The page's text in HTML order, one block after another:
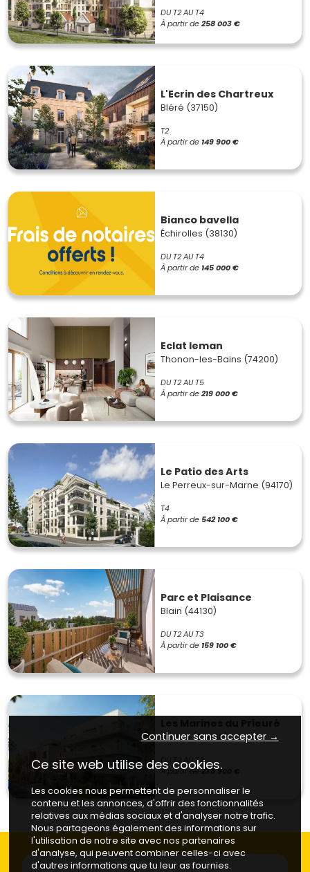
DU T2 AU T4
À partir de258 003 €
L'Ecrin des Chartreux
Bléré (37150)
T2
À partir de 149 900 €
Bianco bavella
Échirolles (38130)
DU T2 AU T4
À partir de 145 000 €
Eclat leman
Thonon-les-Bains (74200)
DU T2 AU T5
À partir de219 000 €
Le Patio des Arts
Le Perreux-sur-Marne (94170)
T4
À partir de542 100 €
Parc et Plaisance
Blain (44130)
DU T2 AU T3
À partir de 159 100 €
Dinard (35800)
DU T2 AU T3
À partir de238 900 €
Continuer sans accepter →
Ce site web utilise des cookies.
Les cookies nous permettent de personnaliser le
contenu et les annonces, d'offrir des fonctionnalités
relatives aux médias sociaux et d'analyser notre trafic.
Nous partageons également des informations sur
l'utilisation de notre site avec nos partenaires
d'analyse, qui peuvent combiner celles-ci avec
d'autres informations que tu leur as fournies.